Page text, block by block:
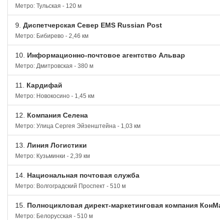
Метро: Тульская - 120 м
9. Диспетчерская Север EMS Russian Post
Метро: Бибирево - 2,46 км
10. Информационно-почтовое агентство Альвар
Метро: Дмитровская - 380 м
11. Кардифай
Метро: Новокосино - 1,45 км
12. Компания Селена
Метро: Улица Сергея Эйзенштейна - 1,03 км
13. Линия Логистики
Метро: Кузьминки - 2,39 км
14. Национальная почтовая служба
Метро: Волгоградский Проспект - 510 м
15. Полноцикловая директ-маркетинговая компания
Метро: Белорусская - 510 м